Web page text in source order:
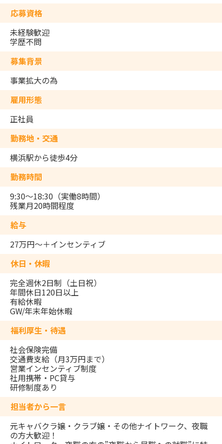
応募資格
未経験歓迎
学歴不問
募集背景
事業拡大の為
雇用形態
正社員
勤務地・交通
横浜駅から徒歩4分
勤務時間
9:30～18:30（実働8時間）
残業月20時間程度
給与
27万円～＋インセンティブ
休日・休暇
完全週休2日制（土日祝）
年間休日120日以上
有給休暇
GW/年末年始休暇
福利厚生・待遇
社会保険完備
交通費支給（月3万円まで）
営業インセンティブ制度
社用携帯・PC貸与
研修制度あり
担当者から一言
元キャバクラ嬢・クラブ嬢・その他ナイトワーク、夜職
の方大歓迎！